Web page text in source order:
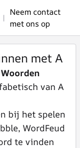
|
Neem contact
met ons op
met A
van A
bij het spelen
WordFeud
te vinden